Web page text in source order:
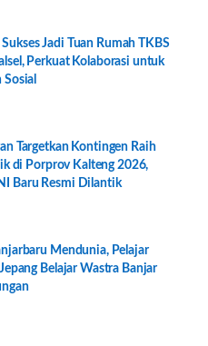
Sukses Jadi Tuan Rumah TKBS
Perkuat Kolaborasi untuk
Sosial
Targetkan Kontingen Raih
di Porprov Kalteng 2026,
Baru Resmi Dilantik
Mendunia, Pelajar
Belajar Wastra Banjar